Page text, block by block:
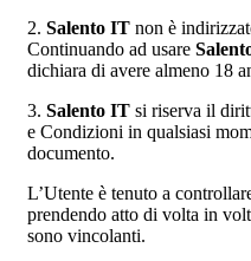
2. Salento IT non è
Continuando ad usare
dichiara di avere almeno 18
3. Salento IT si riserva il
e Condizioni in qualsiasi
documento.
L’Utente è tenuto a
prendendo atto di volta in
sono vincolanti.